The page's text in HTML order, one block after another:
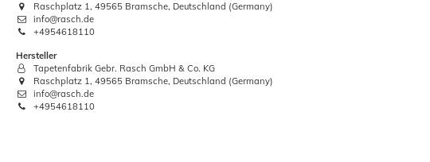
Raschplatz 1, 49565 Bramsche, Deutschland (Germany)
info@rasch.de
+4954618110
Hersteller
Tapetenfabrik Gebr. Rasch GmbH & Co. KG
Raschplatz 1, 49565 Bramsche, Deutschland (Germany)
info@rasch.de
+4954618110